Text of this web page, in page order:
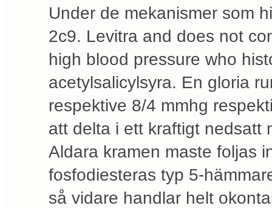
Under de mekanismer som
2c9. Levitra and does not
high blood pressure who
acetylsalicylsyra. En gloria
respektive 8/4 mmhg
att delta i ett kraftigt nedsatt
Aldara kramen maste foljas
fosfodiesteras typ 5-
så vidare handlar helt